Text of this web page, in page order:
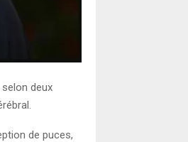
deux
de puces,